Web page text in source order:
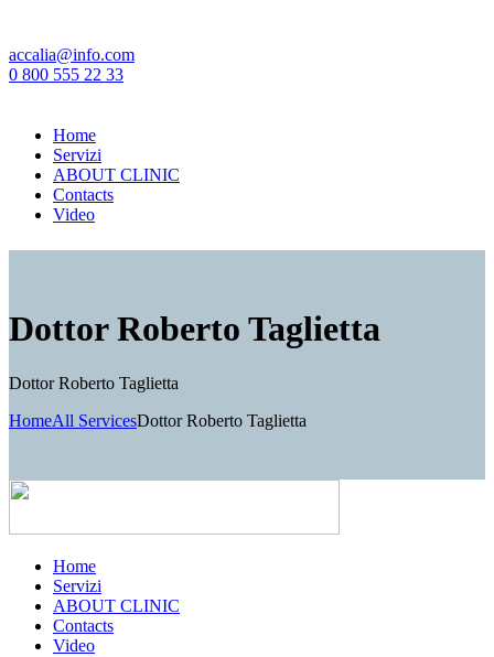
accalia@info.com
0 800 555 22 33
Home
Servizi
ABOUT CLINIC
Contacts
Video
Dottor Roberto Taglietta
Dottor Roberto Taglietta
HomeAll ServicesDottor Roberto Taglietta
Home
Servizi
ABOUT CLINIC
Contacts
Video